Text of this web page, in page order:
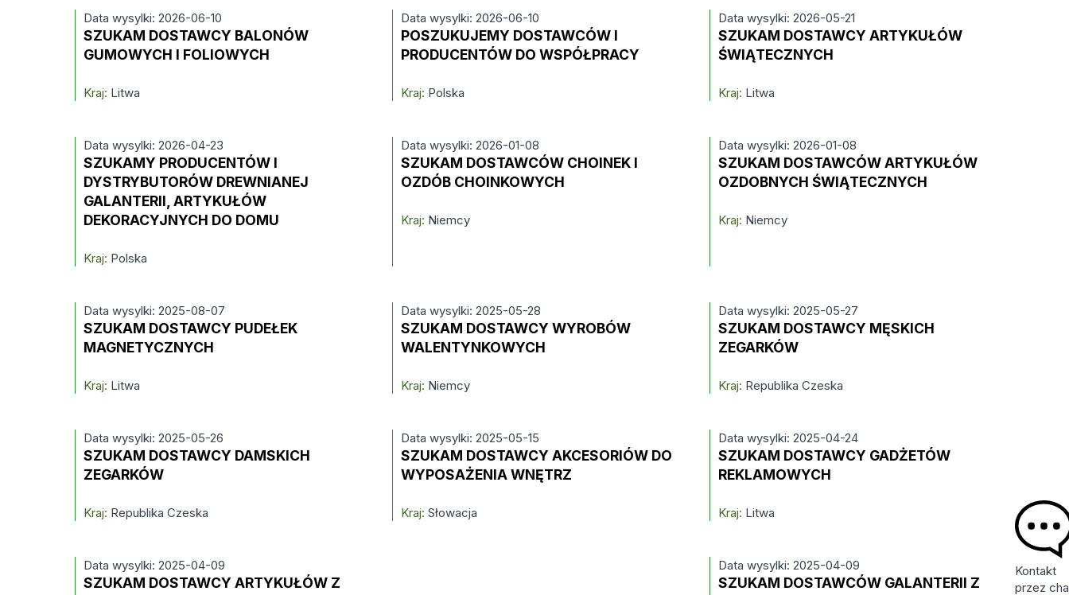
Data wysylki: 2026-06-10
SZUKAM DOSTAWCY BALONÓW
GUMOWYCH I FOLIOWYCH
Kraj: Litwa
Data wysylki: 2026-06-10
POSZUKUJEMY DOSTAWCÓW I
PRODUCENTÓW DO WSPÓŁPRACY
Kraj: Polska
Data wysylki: 2026-05-21
SZUKAM DOSTAWCY ARTYKUŁÓW
ŚWIĄTECZNYCH
Kraj: Litwa
Data wysylki: 2026-04-23
SZUKAMY PRODUCENTÓW I
DYSTRYBUTORÓW DREWNIANEJ
GALANTERII, ARTYKUŁÓW
DEKORACYJNYCH DO DOMU
Kraj: Polska
Data wysylki: 2026-01-08
SZUKAM DOSTAWCÓW CHOINEK I
OZDÓB CHOINKOWYCH
Kraj: Niemcy
Data wysylki: 2026-01-08
SZUKAM DOSTAWCÓW ARTYKUŁÓW
OZDOBNYCH ŚWIĄTECZNYCH
Kraj: Niemcy
Data wysylki: 2025-08-07
SZUKAM DOSTAWCY PUDEŁEK
MAGNETYCZNYCH
Kraj: Litwa
Data wysylki: 2025-05-28
SZUKAM DOSTAWCY WYROBÓW
WALENTYNKOWYCH
Kraj: Niemcy
Data wysylki: 2025-05-27
SZUKAM DOSTAWCY MĘSKICH
ZEGARKÓW
Kraj: Republika Czeska
Data wysylki: 2025-05-26
SZUKAM DOSTAWCY DAMSKICH
ZEGARKÓW
Kraj: Republika Czeska
Data wysylki: 2025-05-15
SZUKAM DOSTAWCY AKCESORIÓW DO
WYPOSAŻENIA WNĘTRZ
Kraj: Słowacja
Data wysylki: 2025-04-24
SZUKAM DOSTAWCY GADŻETÓW
REKLAMOWYCH
Kraj: Litwa
Data wysylki: 2025-04-09
SZUKAM DOSTAWCY ARTYKUŁÓW Z
Data wysylki: 2025-04-09
SZUKAM DOSTAWCÓW GALANTERII Z
Kontakt
przez